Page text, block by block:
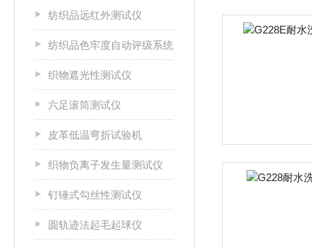
纺织品远红外测试仪
纺织品色牢度自动评级系统
织物遮光性测试仪
六足滚筒测试仪
皮革低温弯折试验机
织物负离子发生量测试仪
钉锤式勾丝性测试仪
圆轨迹法起毛起球仪